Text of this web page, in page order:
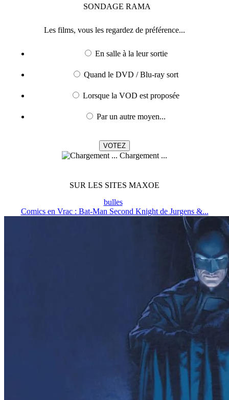
SONDAGE RAMA
Les films, vous les regardez de préférence...
En salle à la leur sortie
Quand le DVD / Blu-ray sort
Lorsque la VOD est proposée
Par un autre moyen...
Chargement ...
SUR LES SITES MAXOE
bulles
Comics en Vrac : Bat-Man Second Knight de Jurgens &...